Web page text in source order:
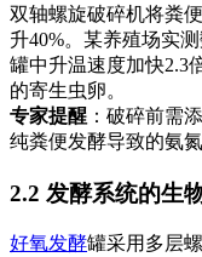
双轴螺旋破碎机将粪
升40%。某养殖场实
罐中升温速度加快2.3
的寄生虫卵。
专家提醒 ：破碎前需
纯粪便发酵导致的氨氮
2.2 发酵系统的生
好氧发酵罐采用多层